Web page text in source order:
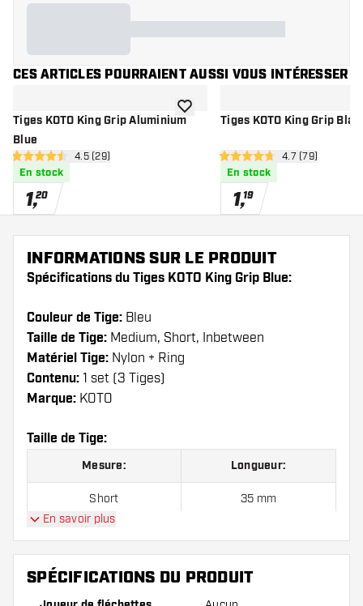
CES ARTICLES POURRAIENT AUSSI VOUS INTÉRESSER
Tiges KOTO King Grip Aluminium
Blue
ouvrir le panneau des avis
4.5 étoiles de notation
4.5 (29)
En stock
1,20
ajouter à la liste de souhaits
Tiges KOTO King Grip
ouvrir le
4.7 étoiles de notation
4.7 (79)
En stock
1,19
INFORMATIONS SUR LE PRODUIT
Spécifications du Tiges KOTO King Grip Blue:
Couleur de Tige: Bleu
Taille de Tige: Medium, Short, Inbetween
Matériel Tige: Nylon + Ring
Contenu: 1 set (3 Tiges)
Marque: KOTO
Taille de Tige:
Mesure: Longueur:
Short 35 mm
En savoir plus
SPÉCIFICATIONS DU PRODUIT